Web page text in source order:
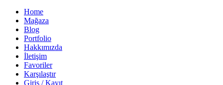
Home
Mağaza
Blog
Portfolio
Hakkımızda
İletişim
Favoriler
Karşılaştır
Giriş / Kayıt